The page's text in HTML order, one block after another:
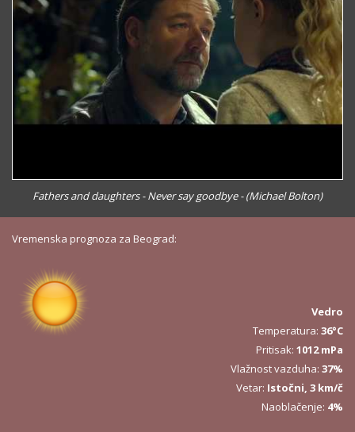
Fathers and daughters - Never say goodbye - (Michael Bolton)
Vremenska prognoza za Beograd:
Vedro
Temperatura: 36°C
Pritisak: 1012 mPa
Vlažnost vazduha: 37%
Vetar: Istočni, 3 km/č
Naoblačenje: 4%